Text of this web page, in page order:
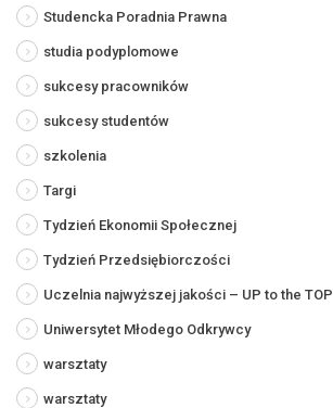
Studencka Poradnia Prawna
studia podyplomowe
sukcesy pracowników
sukcesy studentów
szkolenia
Targi
Tydzień Ekonomii Społecznej
Tydzień Przedsiębiorczości
Uczelnia najwyższej jakości – UP to the TOP
Uniwersytet Młodego Odkrywcy
warsztaty
warsztaty